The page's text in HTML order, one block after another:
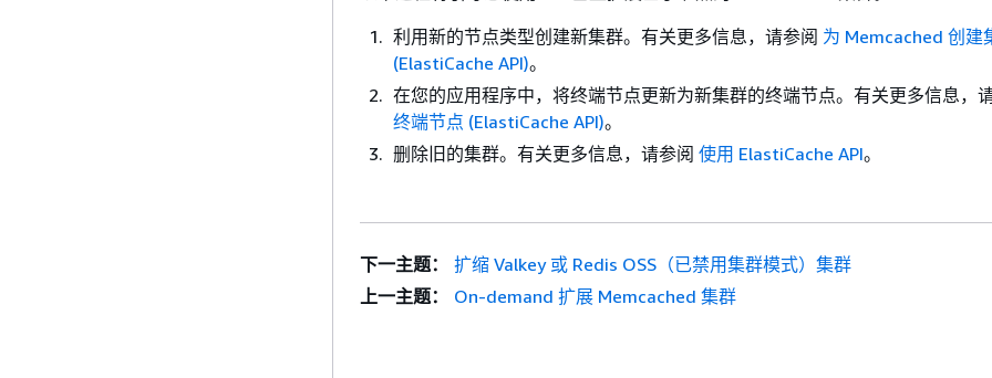
利用新的节点类型创建新集群。有关更多信息，请参阅 为 Memcached 创建
(ElastiCache API)。
在您的应用程序中，将终端节点更新为新集群的终端节点。有关更多信息，
终端节点 (ElastiCache API)。
删除旧的集群。有关更多信息，请参阅 使用 ElastiCache API。
下一主题：
扩缩 Valkey 或 Redis OSS（已禁用集群模式）集群
上一主题：
On-demand 扩展 Memcached 集群